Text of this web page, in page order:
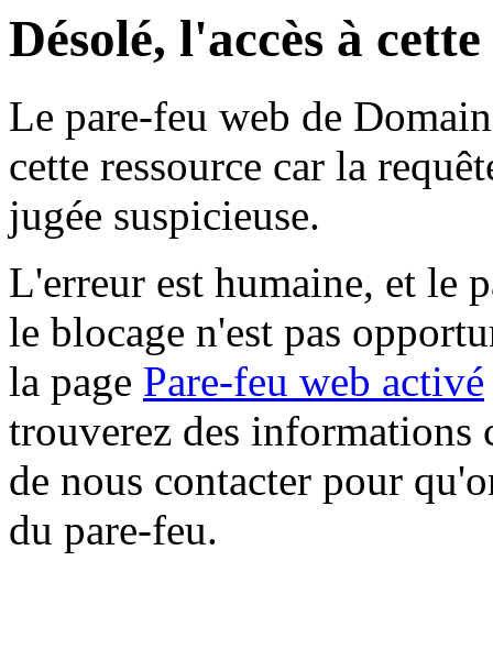
Désolé, l'accès à
Le pare-feu web de
cette ressource car la
jugée suspicieuse.
L'erreur est humaine, et le
le blocage n'est pas
la page Pare-feu web activé
trouverez des informations
de nous contacter pour
du pare-feu.